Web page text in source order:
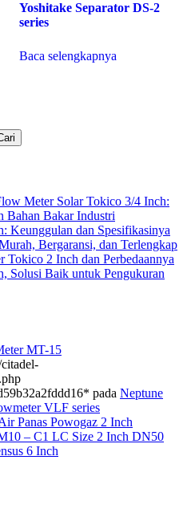
Yoshitake Separator DS-2
series
Baca selengkapnya
Meter Solar Tokico 3/4 Inch:
Bahan Bakar Industri
Keunggulan dan Spesifikasinya
Bergaransi, dan Terlengkap
Tokico 2 Inch dan Perbedaannya
Solusi Baik untuk Pengukuran
MT-15
pada Neptune
VLF series
Panas Powogaz 2 Inch
– C1 LC Size 2 Inch DN50
6 Inch